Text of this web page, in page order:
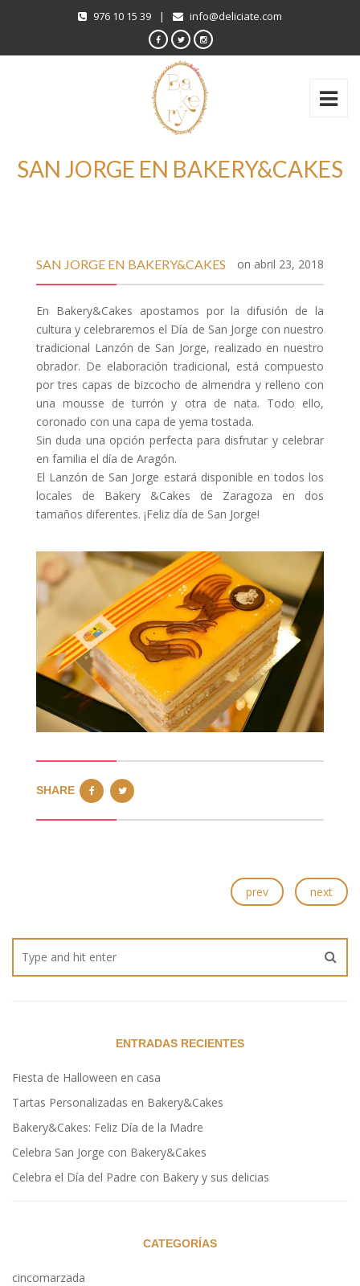
976 10 15 39 | info@deliciate.com
SAN JORGE EN BAKERY&CAKES
SAN JORGE EN BAKERY&CAKES on abril 23, 2018
En Bakery&Cakes apostamos por la difusión de la
cultura y celebraremos el Día de San Jorge con nuestro
tradicional Lanzón de San Jorge, realizado en nuestro
obrador. De elaboración tradicional, está compuesto
por tres capas de bizcocho de almendra y relleno con
una mousse de turrón y otra de nata. Todo ello,
coronado con una capa de yema tostada.
Sin duda una opción perfecta para disfrutar y celebrar
en familia el día de Aragón.
El Lanzón de San Jorge estará disponible en todos los
locales de Bakery &Cakes de Zaragoza en dos
tamaños diferentes. ¡Feliz día de San Jorge!
SHARE
prev next
ENTRADAS RECIENTES
Fiesta de Halloween en casa
Tartas Personalizadas en Bakery&Cakes
Bakery&Cakes: Feliz Día de la Madre
Celebra San Jorge con Bakery&Cakes
Celebra el Día del Padre con Bakery y sus delicias
CATEGORÍAS
cincomarzada